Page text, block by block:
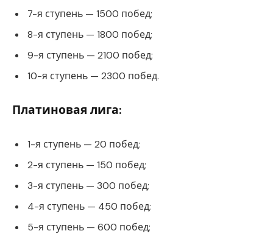
7-я ступень — 1500 побед;
8-я ступень — 1800 побед;
9-я ступень — 2100 побед;
10-я ступень — 2300 побед.
Платиновая лига:
1-я ступень — 20 побед;
2-я ступень — 150 побед;
3-я ступень — 300 побед;
4-я ступень — 450 побед;
5-я ступень — 600 побед;